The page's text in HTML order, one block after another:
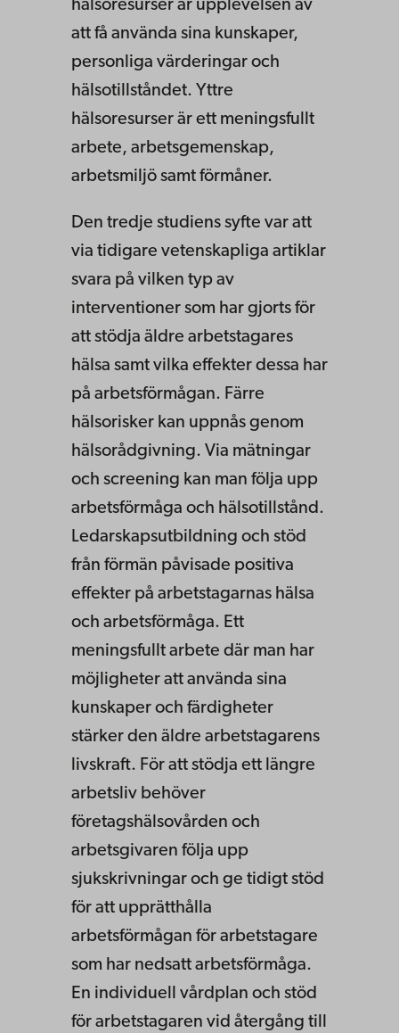
hälsoresurser är upplevelsen av
att få använda sina kunskaper,
personliga värderingar och
hälsotillståndet. Yttre
hälsoresurser är ett meningsfullt
arbete, arbetsgemenskap,
arbetsmiljö samt förmåner.
Den tredje studiens syfte var att
via tidigare vetenskapliga artiklar
svara på vilken typ av
interventioner som har gjorts för
att stödja äldre arbetstagares
hälsa samt vilka effekter dessa har
på arbetsförmågan. Färre
hälsorisker kan uppnås genom
hälsorådgivning. Via mätningar
och screening kan man följa upp
arbetsförmåga och hälsotillstånd.
Ledarskapsutbildning och stöd
från förmän påvisade positiva
effekter på arbetstagarnas hälsa
och arbetsförmåga. Ett
meningsfullt arbete där man har
möjligheter att använda sina
kunskaper och färdigheter
stärker den äldre arbetstagarens
livskraft. För att stödja ett längre
arbetsliv behöver
företagshälsovården och
arbetsgivaren följa upp
sjukskrivningar och ge tidigt stöd
för att upprätthålla
arbetsförmågan för arbetstagare
som har nedsatt arbetsförmåga.
En individuell vårdplan och stöd
för arbetstagaren vid återgång till